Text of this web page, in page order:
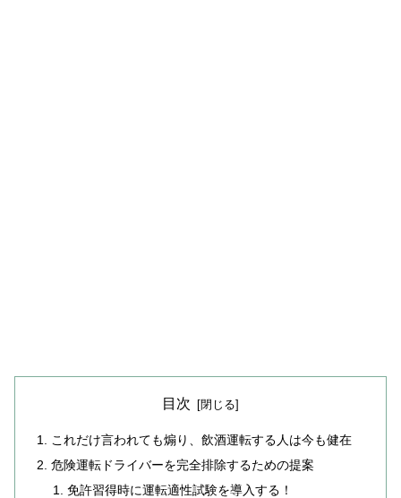
目次
これだけ言われても煽り、飲酒運転する人は今も健在
危険運転ドライバーを完全排除するための提案
免許習得時に運転適性試験を導入する！